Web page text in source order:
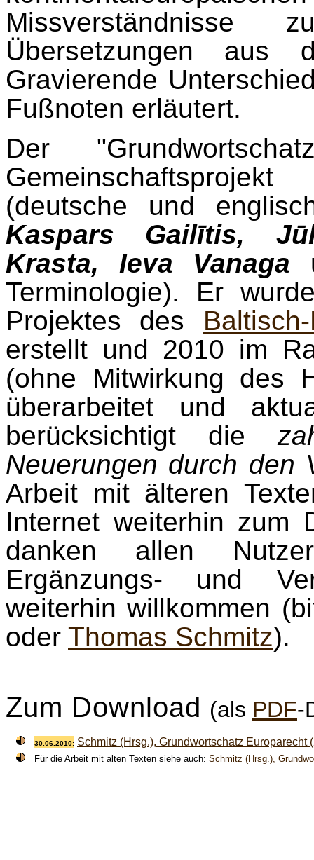
Übersetzungen aus
Gravierende
Fußnoten erläutert.
Der
(deutsche und
Kaspars Gailītis,
Krasta, Ieva Vanaga
Terminologie). Er
Projektes des
erstellt und 2010 im
(ohne Mitwirkung des
überarbeitet und
berücksichtigt die
Neuerungen durch den
Arbeit mit älteren
Internet weiterhin zum
danken allen
Ergänzungs- und
weiterhin willkommen
oder Thomas Schmitz).
Zum Download (als PDF-
30.06.2010: Schmitz (Hrsg.), Grundwortschatz Europarecht
Für die Arbeit mit alten Texten siehe auch: Schmitz (Hrsg.),